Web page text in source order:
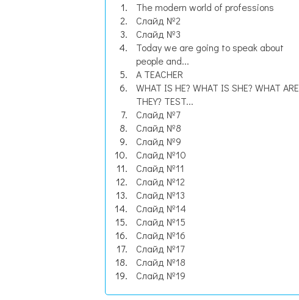
The modern world of professions
Слайд №2
Слайд №3
Today we are going to speak about
people and...
A TEACHER
WHAT IS HE? WHAT IS SHE? WHAT ARE
THEY? TEST...
Слайд №7
Слайд №8
Слайд №9
Слайд №10
Слайд №11
Слайд №12
Слайд №13
Слайд №14
Слайд №15
Слайд №16
Слайд №17
Слайд №18
Слайд №19